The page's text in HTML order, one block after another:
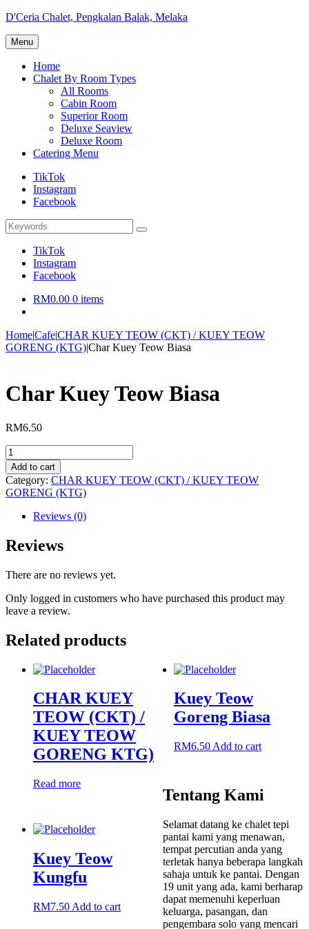
Skip
content
D'Ceria Chalet, Pengkalan Balak, Melaka
Terdapat
Sehingga
Menu
Home
Chalet By Room Types
All Rooms
Cabin Room
Superior Room
Deluxe Seaview
Deluxe Room
Catering Menu
TikTok
Instagram
Facebook
Search
for:
Search
TikTok
Instagram
Facebook
RM0.00 0 items
Home|Cafe|CHAR KUEY TEOW (CKT) / KUEY TEOW
GORENG (KTG)|Char Kuey Teow Biasa
Char Kuey Teow Biasa
RM6.50
Char
Kuey
Teow
Biasa
quantity
Add to cart
Category: CHAR KUEY TEOW (CKT) / KUEY TEOW
GORENG (KTG)
Reviews (0)
Reviews
There are no reviews yet.
Only logged in customers who have purchased this product may
leave a review.
Related products
CHAR KUEY
TEOW (CKT) /
KUEY TEOW
GORENG KTG)
Read more
Kuey Teow
Goreng Biasa
RM6.50 Add to cart
Kuey Teow
Kungfu
RM7.50 Add to cart
Tentang Kami
Selamat datang ke chalet tepi
pantai kami yang menawan,
tempat percutian anda yang
terletak hanya beberapa langkah
sahaja untuk ke pantai. Dengan
19 unit yang ada, kami berharap
dapat memenuhi keperluan
keluarga, pasangan, dan
pengembara solo yang mencari